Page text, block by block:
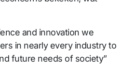
and innovation we
in nearly every industry to
future needs of society”